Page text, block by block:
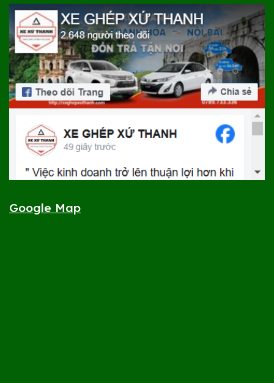
Google Map